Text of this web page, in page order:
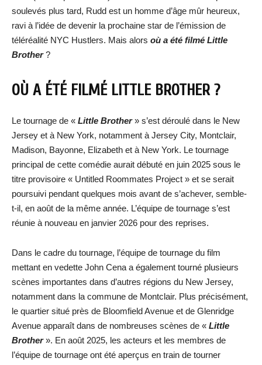
soulevés plus tard, Rudd est un homme d’âge mûr heureux,
ravi à l’idée de devenir la prochaine star de l’émission de
téléréalité NYC Hustlers. Mais alors où a été filmé Little
Brother?
OÙ A ÉTÉ FILMÉ LITTLE BROTHER ?
Le tournage de « Little Brother» s’est déroulé dans le New
Jersey et à New York, notamment à Jersey City, Montclair,
Madison, Bayonne, Elizabeth et à New York. Le tournage
principal de cette comédie aurait débuté en juin 2025 sous le
titre provisoire « Untitled Roommates Project » et se serait
poursuivi pendant quelques mois avant de s’achever, semble-
t-il, en août de la même année. L’équipe de tournage s’est
réunie à nouveau en janvier 2026 pour des reprises.
Dans le cadre du tournage, l’équipe de tournage du film
mettant en vedette John Cena a également tourné plusieurs
scènes importantes dans d’autres régions du New Jersey,
notamment dans la commune de Montclair. Plus précisément,
le quartier situé près de Bloomfield Avenue et de Glenridge
Avenue apparaît dans de nombreuses scènes de « Little
Brother». En août 2025, les acteurs et les membres de
l’équipe de tournage ont été aperçus en train de tourner